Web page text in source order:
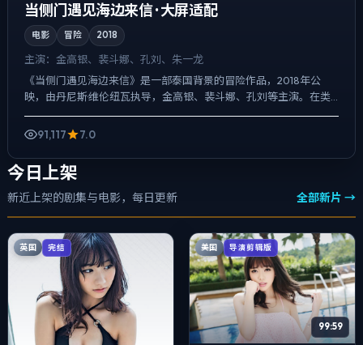
当侧门遇见海边来信 · 大屏适配
电影 冒险 2018
主演： 金高银、裴斗娜、孔刘、朱一龙
《当侧门遇见海边来信》是一部泰国背景的冒险作品，2018年公
映，由丹尼斯·维伦纽瓦执导，金高银、裴斗娜、孔刘等主演。在类
91,117
7.0
今日上架
新近上架的剧集与电影，每日更新 全部新片 →
英国 完结 美国 导演剪辑版
99:59